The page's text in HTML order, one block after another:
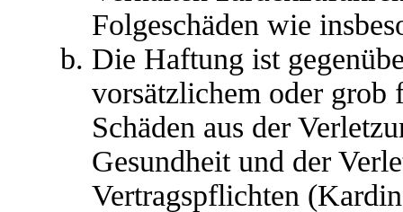
Folgeschäden wie
Die Haftung ist
vorsätzlichem oder grob
Schäden aus der
Gesundheit und der
Vertragspflichten